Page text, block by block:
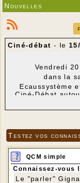
Nouvelles
Ciné-débat - le
Vendredi
dans la
Ecaussystème
Ciné-Débat
6 principaux
aride,
Quel lien existe-
et le climat ?
civilisation dans
global qui
à hauteur
Testez vos
QCM simple
Connaissez-vous
Le "parler"